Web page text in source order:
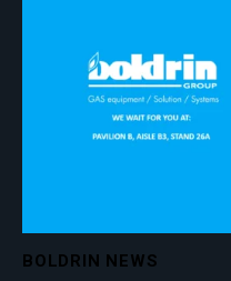
BOLDRIN NEWS